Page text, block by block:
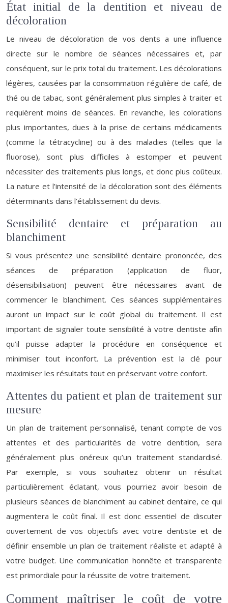
État initial de la dentition et niveau de
décoloration
Le niveau de décoloration de vos dents a une influence
directe sur le nombre de séances nécessaires et, par
conséquent, sur le prix total du traitement. Les décolorations
légères, causées par la consommation régulière de café, de
thé ou de tabac, sont généralement plus simples à traiter et
requièrent moins de séances. En revanche, les colorations
plus importantes, dues à la prise de certains médicaments
(comme la tétracycline) ou à des maladies (telles que la
fluorose), sont plus difficiles à estomper et peuvent
nécessiter des traitements plus longs, et donc plus coûteux.
La nature et l’intensité de la décoloration sont des éléments
déterminants dans l’établissement du devis.
Sensibilité dentaire et préparation au
blanchiment
Si vous présentez une sensibilité dentaire prononcée, des
séances de préparation (application de fluor,
désensibilisation) peuvent être nécessaires avant de
commencer le blanchiment. Ces séances supplémentaires
auront un impact sur le coût global du traitement. Il est
important de signaler toute sensibilité à votre dentiste afin
qu’il puisse adapter la procédure en conséquence et
minimiser tout inconfort. La prévention est la clé pour
maximiser les résultats tout en préservant votre confort.
Attentes du patient et plan de traitement sur
mesure
Un plan de traitement personnalisé, tenant compte de vos
attentes et des particularités de votre dentition, sera
généralement plus onéreux qu’un traitement standardisé.
Par exemple, si vous souhaitez obtenir un résultat
particulièrement éclatant, vous pourriez avoir besoin de
plusieurs séances de blanchiment au cabinet dentaire, ce qui
augmentera le coût final. Il est donc essentiel de discuter
ouvertement de vos objectifs avec votre dentiste et de
définir ensemble un plan de traitement réaliste et adapté à
votre budget. Une communication honnête et transparente
est primordiale pour la réussite de votre traitement.
Comment maîtriser le coût de votre